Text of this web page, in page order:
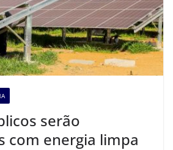
serão
com energia limpa